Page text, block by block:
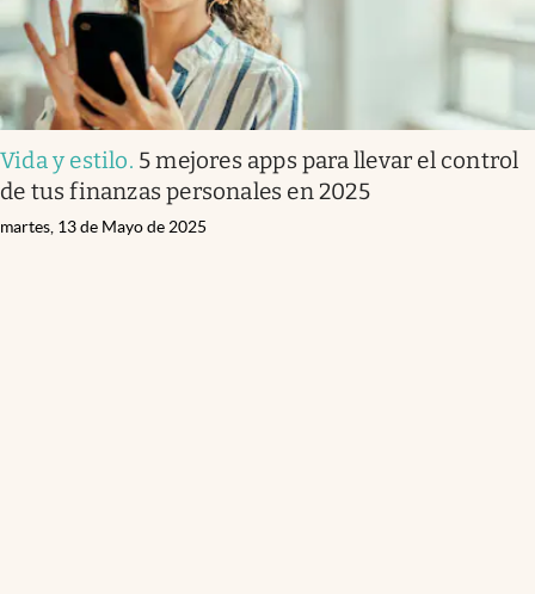
Vida y estilo. 5 mejores apps para llevar el control
de tus finanzas personales en 2025
martes, 13 de Mayo de 2025